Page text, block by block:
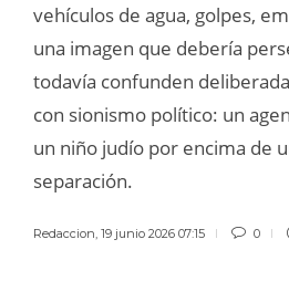
vehículos de agua, golpes,
una imagen que debería
todavía confunden
con sionismo político: un
un niño judío por encima de
separación.
Redaccion, 19 junio 2026 07:15 0